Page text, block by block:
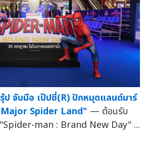
ป จับมือ เป๊ปซี่(R) ปักหมุดแลนด์มาร์
Spider Land" — ต้อนรับ
man : Brand New Day" ...